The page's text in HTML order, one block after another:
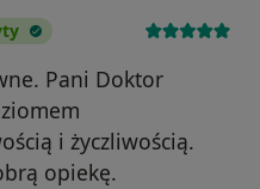
Pani Doktor
i życzliwością.
opiekę.